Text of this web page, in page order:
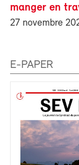
manger en
27 novembre
E-PAPER